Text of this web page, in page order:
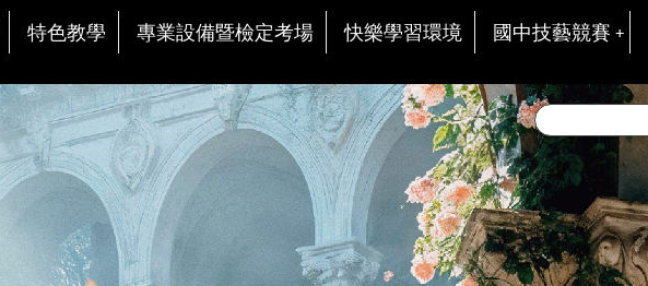
特色教學 專業設備暨檢定考場 快樂學習環境 國中技藝競賽